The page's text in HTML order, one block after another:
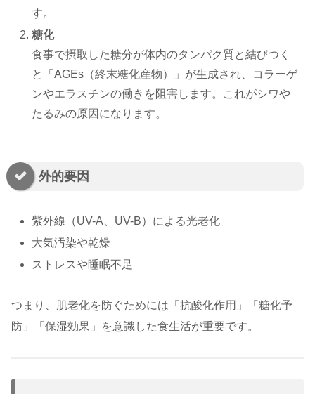
す。
糖化
食事で摂取した糖分が体内のタンパク質と結びつく
と「AGEs（終末糖化産物）」が生成され、コラーゲ
ンやエラスチンの働きを阻害します。これがシワや
たるみの原因になります。
外的要因
紫外線（UV-A、UV-B）による光老化
大気汚染や乾燥
ストレスや睡眠不足
つまり、肌老化を防ぐためには「抗酸化作用」「糖化予
防」「保湿効果」を意識した食生活が重要です。